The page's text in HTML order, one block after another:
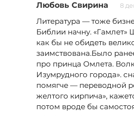
Любовь Свирина 8
Литература — тоже
Библии начну.
как бы не обидеть
заимствована.Было
про принца Омлета.
Изумрудного города».
помягче — переводной
желтого кирпича»,
потом вроде бы